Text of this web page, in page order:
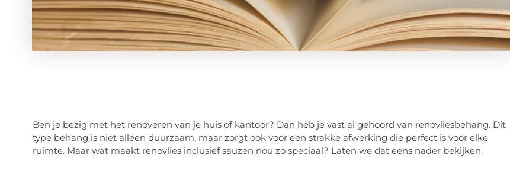
Ben je bezig met het renoveren van je huis of kantoor? Dan heb je vast al gehoord van renovliesbehang. Dit
type behang is niet alleen duurzaam, maar zorgt ook voor een strakke afwerking die perfect is voor elke
ruimte. Maar wat maakt renovlies inclusief sauzen nou zo speciaal? Laten we dat eens nader bekijken.